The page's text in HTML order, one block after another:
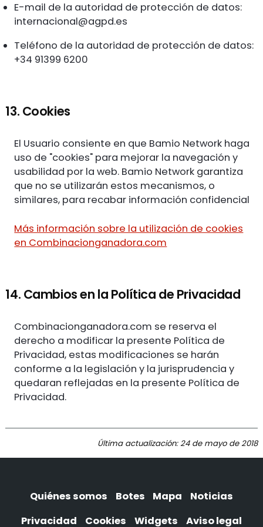
E-mail de la autoridad de protección de datos:
internacional@agpd.es
Teléfono de la autoridad de protección de datos:
+34 91399 6200
13. Cookies
El Usuario consiente en que Bamio Network haga
uso de "cookies" para mejorar la navegación y
usabilidad por la web. Bamio Network garantiza
que no se utilizarán estos mecanismos, o
similares, para recabar información confidencial
Más información sobre la utilización de cookies
en Combinacionganadora.com
14. Cambios en la Política de Privacidad
Combinacionganadora.com se reserva el
derecho a modificar la presente Política de
Privacidad, estas modificaciones se harán
conforme a la legislación y la jurisprudencia y
quedaran reflejadas en la presente Política de
Privacidad.
Última actualización: 24 de mayo de 2018
Quiénes somos Botes Mapa
Noticias
Privacidad
Cookies Widgets
Aviso legal